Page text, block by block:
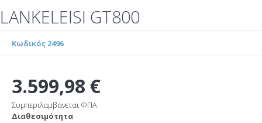
LANKELEISI GT800
Κωδικός 2496
3.599,98 €
Συμπεριλαμβάνεται ΦΠΑ
Διαθεσιμότητα